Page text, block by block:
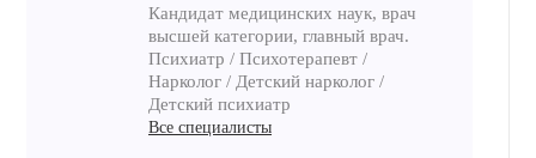
Кандидат медицинских наук, врач
высшей категории, главный врач.
Психиатр / Психотерапевт /
Нарколог / Детский нарколог /
Детский психиатр
Все специалисты